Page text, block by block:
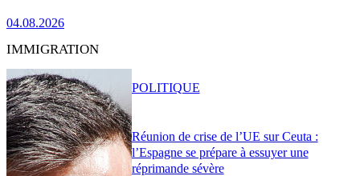
04.08.2026
IMMIGRATION
Réunion de crise de l’UE sur Ceuta :
l’Espagne se prépare à essuyer une
réprimande sévère
POLITIQUE